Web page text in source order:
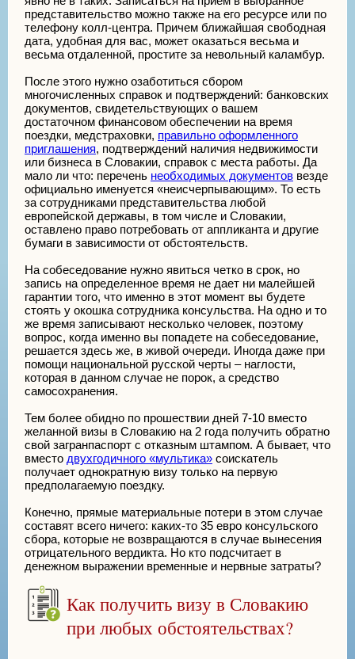
представительство можно также на его ресурсе или по
телефону колл-центра. Причем ближайшая свободная
дата, удобная для вас, может оказаться весьма и
весьма отдаленной, простите за невольный каламбур.
После этого нужно озаботиться сбором
многочисленных справок и подтверждений: банковских
документов, свидетельствующих о вашем
достаточном финансовом обеспечении на время
поездки, медстраховки, правильно оформленного
приглашения, подтверждений наличия недвижимости
или бизнеса в Словакии, справок с места работы. Да
мало ли что: перечень необходимых документов везде
официально именуется «неисчерпывающим». То есть
за сотрудниками представительства любой
европейской державы, в том числе и Словакии,
оставлено право потребовать от аппликанта и другие
бумаги в зависимости от обстоятельств.
На собеседование нужно явиться четко в срок, но
запись на определенное время не дает ни малейшей
гарантии того, что именно в этот момент вы будете
стоять у окошка сотрудника консульства. На одно и то
же время записывают несколько человек, поэтому
вопрос, когда именно вы попадете на собеседование,
решается здесь же, в живой очереди. Иногда даже при
помощи национальной русской черты – наглости,
которая в данном случае не порок, а средство
самосохранения.
Тем более обидно по прошествии дней 7-10 вместо
желанной визы в Словакию на 2 года получить обратно
свой загранпаспорт с отказным штампом. А бывает, что
вместо двухгодичного «мультика» соискатель
получает однократную визу только на первую
предполагаемую поездку.
Конечно, прямые материальные потери в этом случае
составят всего ничего: каких-то 35 евро консульского
сбора, которые не возвращаются в случае вынесения
отрицательного вердикта. Но кто подсчитает в
денежном выражении временные и нервные затраты?
Как получить визу в Словакию
при любых обстоятельствах?